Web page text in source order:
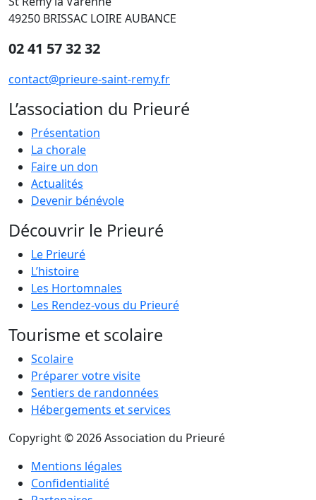
49250 BRISSAC LOIRE AUBANCE
02 41 57 32 32
contact@prieure-saint-remy.fr
L’association du Prieuré
Présentation
La chorale
Faire un don
Actualités
Devenir bénévole
Découvrir le Prieuré
Le Prieuré
L’histoire
Les Hortomnales
Les Rendez-vous du Prieuré
Tourisme et scolaire
Scolaire
Préparer votre visite
Sentiers de randonnées
Hébergements et services
Copyright © 2026 Association du Prieuré
Mentions légales
Confidentialité